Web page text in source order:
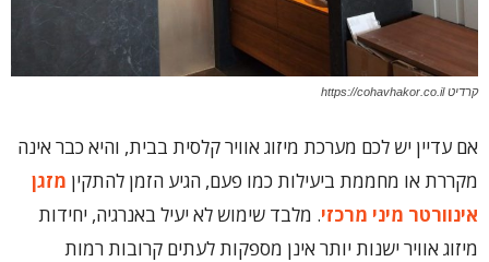
קרדיט https://cohavhakor.co.il
אם עדיין יש לכם מערכת מיזוג אוויר קלסית בבית, והיא כבר אינה
מקררת או מחממת ביעילות כמו פעם, הגיע הזמן להתקין מזגן
אינוורטר מיני מרכזי. מלבד שימוש לא יעיל באנרגיה, יחידות
מיזוג אוויר ישנות יותר אינן מספקות לעתים קרובות רמות